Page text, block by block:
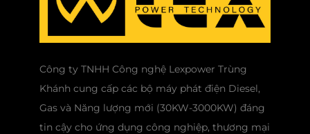
Công ty TNHH Công nghệ Lexpower Trùng
Khánh cung cấp các bộ máy phát điện Diesel,
Gas và Năng lượng mới (30KW-3000KW) đáng
tin cậy cho ứng dụng công nghiệp, thương mại